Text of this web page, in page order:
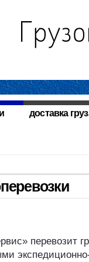
доставка
перевозит